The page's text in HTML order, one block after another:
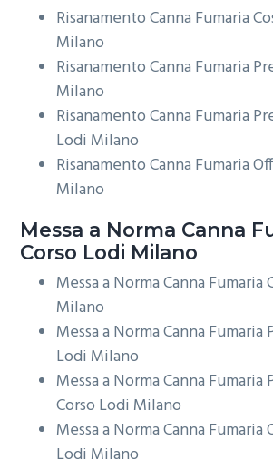
Risanamento Canna Fumaria
Milano
Risanamento Canna Fumaria
Milano
Risanamento Canna Fumaria
Lodi Milano
Risanamento Canna Fumaria
Milano
Messa a Norma Canna
Corso Lodi Milano
Messa a Norma Canna Fumaria
Milano
Messa a Norma Canna Fumaria
Lodi Milano
Messa a Norma Canna
Corso Lodi Milano
Messa a Norma Canna Fumaria
Lodi Milano